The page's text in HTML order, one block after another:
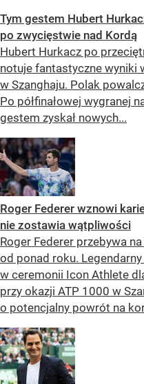
Tym gestem Hubert
po zwycięstwie nad Kordą
Hubert Hurkacz po
notuje fantastyczne wyniki
w Szanghaju. Polak
Po półfinałowej wygranej
gestem zyskał nowych...
Roger Federer wznowi
nie zostawia wątpliwości
Roger Federer przebywa
od ponad roku. Legendarny
w ceremonii Icon Athlete
przy okazji ATP 1000 w
o potencjalny powrót na